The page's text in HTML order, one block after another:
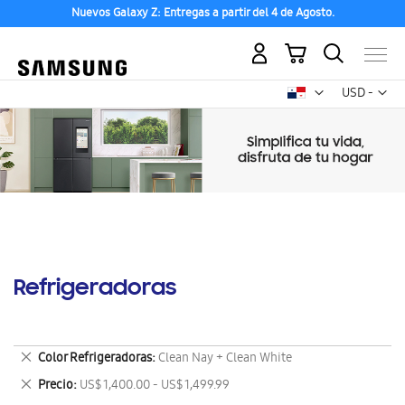
Nuevos Galaxy Z: Entregas a partir del 4 de Agosto.
USD -
dólar
Mi carrito
Refrigeradoras
Color Refrigeradoras Clean Nay + Clean White
Eliminar
este
artículo
Precio US$ 1,400.00 - US$ 1,499.99
Eliminar